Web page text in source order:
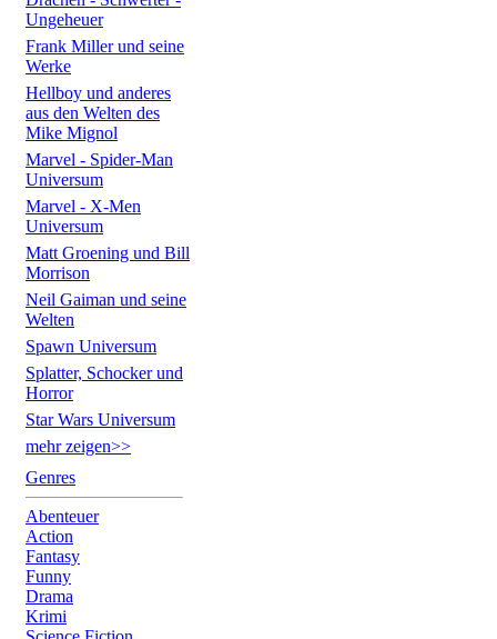
Ungeheuer
Frank Miller und seine
Werke
Hellboy und anderes
aus den Welten des
Mike Mignol
Marvel - Spider-Man
Universum
Marvel - X-Men
Universum
Matt Groening und Bill
Morrison
Neil Gaiman und seine
Welten
Spawn Universum
Splatter, Schocker und
Horror
Star Wars Universum
mehr zeigen>>
Genres
Abenteuer
Action
Fantasy
Funny
Drama
Krimi